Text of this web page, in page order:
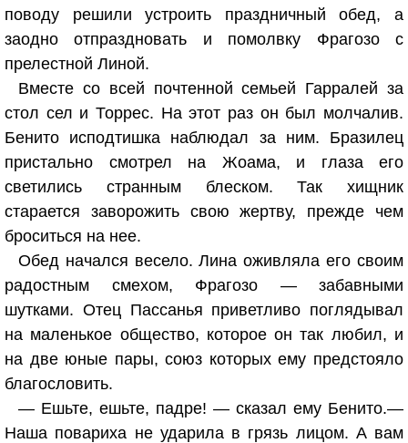
поводу решили устроить праздничный обед, а
заодно отпраздновать и помолвку Фрагозо с
прелестной Линой.
Вместе со всей почтенной семьей Гарралей за
стол сел и Торрес. На этот раз он был молчалив.
Бенито исподтишка наблюдал за ним. Бразилец
пристально смотрел на Жоама, и глаза его
светились странным блеском. Так хищник
старается заворожить свою жертву, прежде чем
броситься на нее.
Обед начался весело. Лина оживляла его своим
радостным смехом, Фрагозо — забавными
шутками. Отец Пассанья приветливо поглядывал
на маленькое общество, которое он так любил, и
на две юные пары, союз которых ему предстояло
благословить.
— Ешьте, ешьте, падре! — сказал ему Бенито.—
Наша повариха не ударила в грязь лицом. А вам